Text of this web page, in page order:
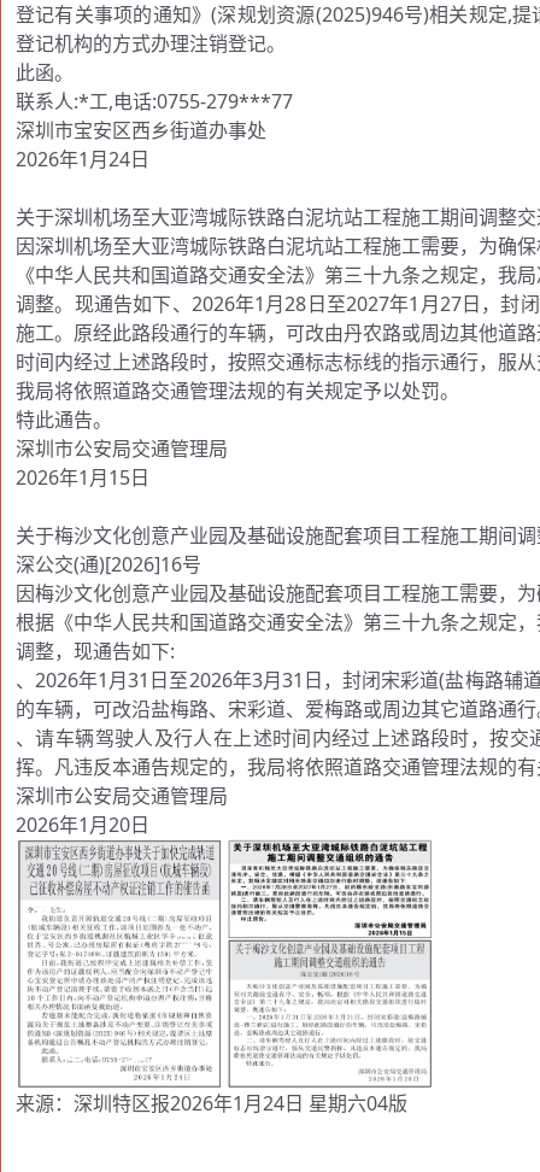
登记有关事项的通知》(深规划资源(2025)946号)相关规定,
登记机构的方式办理注销登记。
此函。
联系人:*工,电话:0755-279***77
深圳市宝安区西乡街道办事处
2026年1月24日
关于深圳机场至大亚湾城际铁路白泥坑站工程施工期间调整
因深圳机场至大亚湾城际铁路白泥坑站工程施工需要，为确
《中华人民共和国道路交通安全法》第三十九条之规定，我
调整。现通告如下、2026年1月28日至2027年1月27日，封
施工。原经此路段通行的车辆，可改由丹农路或周边其他道
时间内经过上述路段时，按照交通标志标线的指示通行，服
我局将依照道路交通管理法规的有关规定予以处罚。
特此通告。
深圳市公安局交通管理局
2026年1月15日
关于梅沙文化创意产业园及基础设施配套项目工程施工期间
深公交(通)[2026]16号
因梅沙文化创意产业园及基础设施配套项目工程施工需要，
根据《中华人民共和国道路交通安全法》第三十九条之规定
调整，现通告如下:
、2026年1月31日至2026年3月31日，封闭宋彩道(盐梅路辅
的车辆，可改沿盐梅路、宋彩道、爱梅路或周边其它道路通
、请车辆驾驶人及行人在上述时间内经过上述路段时，按
挥。凡违反本通告规定的，我局将依照道路交通管理法规的
深圳市公安局交通管理局
2026年1月20日
来源：深圳特区报2026年1月24日 星期六04版